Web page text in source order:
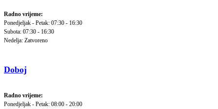
Radno vrijeme:
Ponedjeljak - Petak: 07:30 - 16:30
Subota: 07:30 - 16:30
Nedelja: Zatvoreno
Doboj
Radno vrijeme:
Ponedjeljak - Petak: 08:00 - 20:00